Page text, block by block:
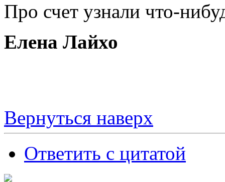
Про счет узнали что-
Елена Лайхо
Вернуться наверх
Ответить с цитатой